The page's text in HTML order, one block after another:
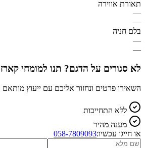
תאורת אווירה
—
—
בלם חניה
—
—
לא סגורים על הדגם? תנו למומחי
השאירו פרטים ונחזור אליכם עם ייעוץ
ללא התחייבות
מענה מהיר
או חייגו עכשיו:058-7809093